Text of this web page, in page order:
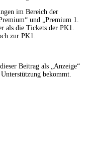
im Bereich der
und „Premium 1.
als die Tickets der PK1.
zur PK1.
Beitrag als „Anzeige“
bekommt.